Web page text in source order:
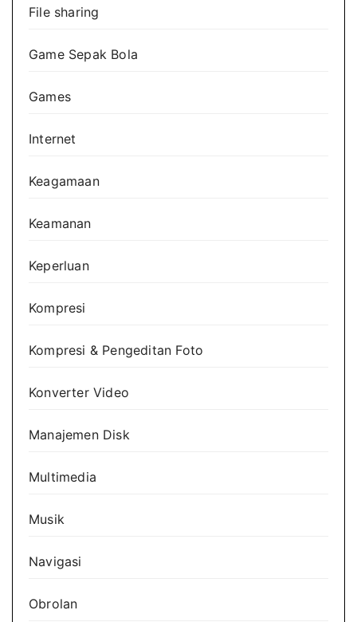
File sharing
Game Sepak Bola
Games
Internet
Keagamaan
Keamanan
Keperluan
Kompresi
Kompresi & Pengeditan Foto
Konverter Video
Manajemen Disk
Multimedia
Musik
Navigasi
Obrolan